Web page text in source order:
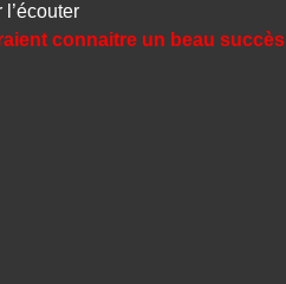
connaitre un beau succès